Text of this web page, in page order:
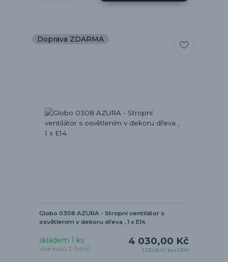
Doprava ZDARMA
Globo 0308 AZURA - Stropní ventilátor s
osvětlením v dekoru dřeva , 1 x E14
4 030,00 Kč
3 330,58 Kč bez DPH
skladem 1 ks
Více kusů 3-5 dnů